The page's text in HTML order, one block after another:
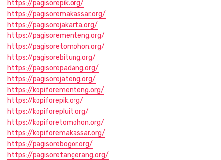
https://pagisorepik.org/
https://pagisoremakassar.org/
https://pagisorejakarta.org/
https://pagisorementeng.org/
https://pagisoretomohon.org/
https://pagisorebitung.org/
https://pagisorepadang.org/
https://pagisorejateng.org/
https://kopiforementeng.org/
https://kopiforepik.org/
https://kopiforepluit.org/
https://kopiforetomohon.org/
https://kopiforemakassar.org/
https://pagisorebogor.org/
https://pagisoretangerang.org/